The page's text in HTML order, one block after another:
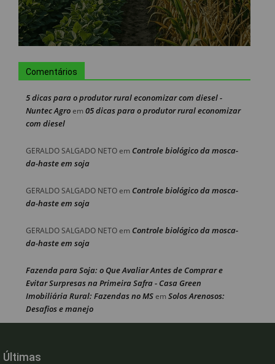
Comentários
5 dicas para o produtor rural economizar com diesel -
Nuntec Agroem 05 dicas para o produtor rural economizar
com diesel
GERALDO SALGADO NETOem Controle biológico da mosca-
da-haste em soja
GERALDO SALGADO NETOem Controle biológico da mosca-
da-haste em soja
GERALDO SALGADO NETOem Controle biológico da mosca-
da-haste em soja
Fazenda para Soja: o Que Avaliar Antes de Comprar e
Evitar Surpresas na Primeira Safra - Casa Green
Imobiliária Rural: Fazendas no MSem Solos Arenosos:
Desafios e manejo
Últimas